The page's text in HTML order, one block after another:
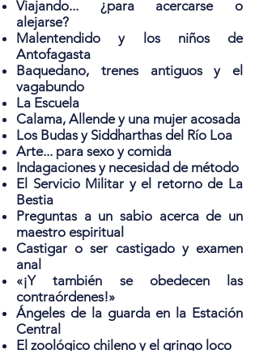
Viajando... ¿para acercarse o
alejarse?
Malentendido y los niños de
Antofagasta
Baquedano, trenes antiguos y el
vagabundo
La Escuela
Calama, Allende y una mujer acosada
Los Budas y Siddharthas del Río Loa
Arte... para sexo y comida
Indagaciones y necesidad de método
El Servicio Militar y el retorno de La
Bestia
Preguntas a un sabio acerca de un
maestro espiritual
Castigar o ser castigado y examen
anal
«¡Y también se obedecen las
contraórdenes!»
Ángeles de la guarda en la Estación
Central
El zoológico chileno y el gringo loco